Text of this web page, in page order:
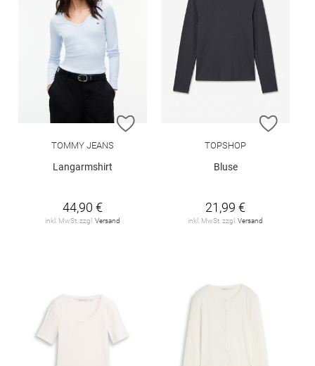
ZUR WUNSCHLISTE HINZUFÜGEN
TOMMY JEANS
Langarmshirt
44,90 €
inkl. MwSt. zzgl. Versand
ZUR
TOPSHOP
Bluse
21,99 €
inkl. MwSt. zzgl. Versand